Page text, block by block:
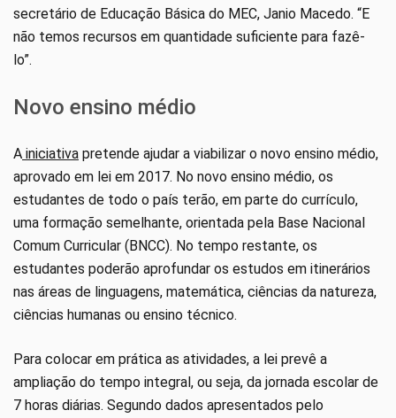
secretário de Educação Básica do MEC, Janio Macedo. “E
não temos recursos em quantidade suficiente para fazê-
lo”.
Novo ensino médio
A iniciativa pretende ajudar a viabilizar o novo ensino médio,
aprovado em lei em 2017. No novo ensino médio, os
estudantes de todo o país terão, em parte do currículo,
uma formação semelhante, orientada pela Base Nacional
Comum Curricular (BNCC). No tempo restante, os
estudantes poderão aprofundar os estudos em itinerários
nas áreas de linguagens, matemática, ciências da natureza,
ciências humanas ou ensino técnico.
Para colocar em prática as atividades, a lei prevê a
ampliação do tempo integral, ou seja, da jornada escolar de
7 horas diárias. Segundo dados apresentados pelo